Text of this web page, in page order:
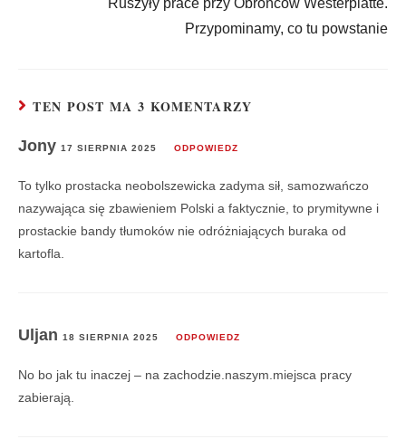
Ruszyły prace przy Obrońców Westerplatte.
Przypominamy, co tu powstanie
TEN POST MA 3 KOMENTARZY
Jony 17 SIERPNIA 2025 ODPOWIEDZ
To tylko prostacka neobolszewicka zadyma sił, samozwańczo
nazywająca się zbawieniem Polski a faktycznie, to prymitywne i
prostackie bandy tłumoków nie odróżniających buraka od
kartofla.
Uljan 18 SIERPNIA 2025 ODPOWIEDZ
No bo jak tu inaczej – na zachodzie.naszym.miejsca pracy
zabierają.